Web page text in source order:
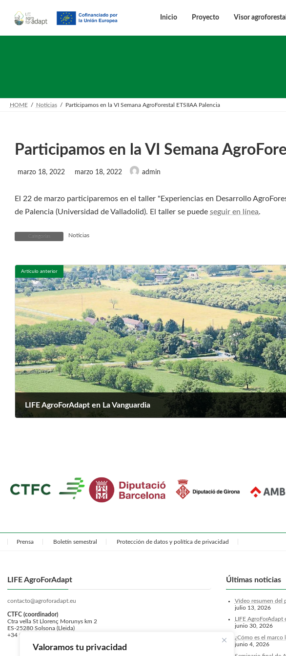
Valoramos tu privacidad
contenido
Inicio Proyecto Visor agroforestal
HOME Noticias Participamos en la VI Semana AgroForestal ETSIIAA Palencia
Participamos en la VI Semana
marzo 18, 2022
actualización
marzo 18, 2022 admin
El 22 de marzo participaremos en el taller "Experiencias en Desarrollo
de Palencia (Universidad de Valladolid). El taller se puede seguir en línea.
Categorías Noticias
Artículo anterior
LIFE AgroForAdapt en La Vanguardia
Prensa Boletín semestral Protección de datos y política de privacidad
LIFE AgroForAdapt
contacto@agroforadapt.eu
CTFC (coordinador)
Ctra vella St Llorenç Morunys km 2
ES-25280 Solsona (Lleida)
+34 973 481 752
Últimas noticias
Vídeo resumen del
julio 13, 2026
LIFE
junio 30, 2026
¿Cómo es el marco
junio 4, 2026